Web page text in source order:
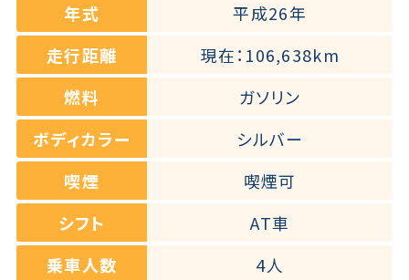
年式
平成26年
走行距離
現在：106,638km
燃料
ガソリン
ボディカラー
シルバー
喫煙
喫煙可
シフト
AT車
乗車人数
4人